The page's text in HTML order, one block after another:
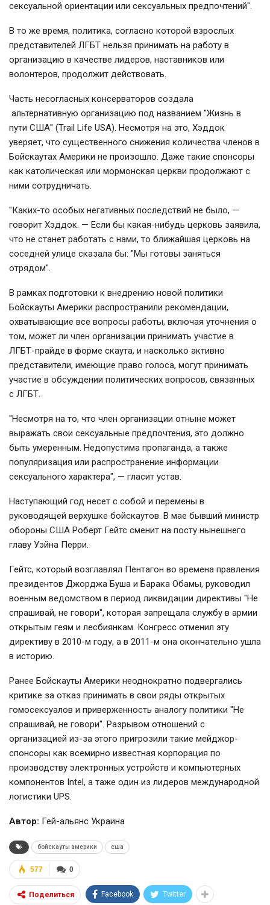
сексуальной ориентации или сексуальных предпочтений".
В то же время, политика, согласно которой взрослых
представителей ЛГБТ нельзя принимать на работу в
организацию в качестве лидеров, наставников или
волонтеров, продолжит действовать.
Часть несогласных консерваторов создала
альтернативную организацию под названием "Жизнь в
пути США" (Trail Life USA). Несмотря на это, Хэддок
уверяет, что существенного снижения количества членов в
Бойскаутах Америки не произошло. Даже такие спонсоры
как католическая или мормонская церкви продолжают с
ними сотрудничать.
"Каких-то особых негативных последствий не было, —
говорит Хэддок. — Если бы какая-нибудь церковь заявила,
что не станет работать с нами, то ближайшая церковь на
соседней улице сказала бы: "Мы готовы заняться
отрядом".
В рамках подготовки к внедрению новой политики
Бойскауты Америки распространили рекомендации,
охватывающие все вопросы работы, включая уточнения о
том, может ли член организации принимать участие в
ЛГБТ-прайде в форме скаута, и насколько активно
представители, имеющие право голоса, могут принимать
участие в обсуждении политических вопросов, связанных
с ЛГБТ.
"Несмотря на то, что член организации отныне может
выражать свои сексуальные предпочтения, это должно
быть умеренным. Недопустима пропаганда, а также
популяризация или распространение информации
сексуального характера", — гласит устав.
Наступающий год несет с собой и перемены в
руководящей верхушке бойскаутов. В мае бывший министр
обороны США Роберт Гейтс сменит на посту нынешнего
главу Уэйна Перри.
Гейтс, который возглавлял Пентагон во времена правления
президентов Джорджа Буша и Барака Обамы, руководил
военным ведомством в период ликвидации директивы "Не
спрашивай, не говори", которая запрещала службу в армии
открытым геям и лесбиянкам. Конгресс отменил эту
директиву в 2010-м году, а в 2011-м она окончательно ушла
в историю.
Ранее Бойскауты Америки неоднократно подвергались
критике за отказ принимать в свои ряды открытых
гомосексуалов и приверженность аналогу политики "Не
спрашивай, не говори". Разрывом отношений с
организацией из-за этого пригрозили такие мейджор-
спонсоры как всемирно известная корпорация по
производству электронных устройств и компьютерных
компонентов Intel, а таже один из лидеров международной
логистики UPS.
Автор: Гей-альянс Украина
бойскауты америки сша
0
577
Поделиться Facebook Twitter